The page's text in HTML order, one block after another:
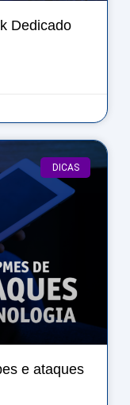
Dedicado
DICAS
e ataques